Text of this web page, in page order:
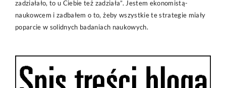
zadziałało, to u Ciebie też zadziała”. Jestem ekonomistą-
naukowcem i zadbałem o to, żeby wszystkie te strategie miały
poparcie w solidnych badaniach naukowych.